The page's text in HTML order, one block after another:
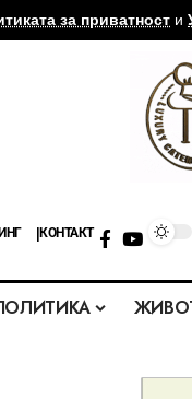
за приватност и
КОНТАКТ